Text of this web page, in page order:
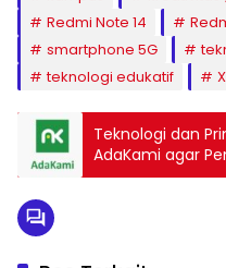
Redmi Note 14
smartphone 5G
teknologi edukatif
Teknologi dan
AdaKami agar